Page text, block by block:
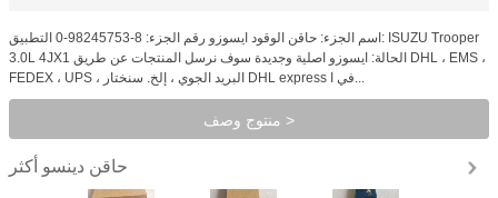
اسم الجزء: حاقن الوقود ايسوزو رقم الجزء: 8-98245753-0 التطبيق: ISUZU Trooper
3.0L 4JX1 الحالة: ايسوزو اصلية وجديدة سوف نرسل المنتجات عن طريق DHL ، EMS ،
FEDEX ، UPS ، البريد الجوي ، إلخ. سنختار DHL express في ا...
منتوج وصف >
حاقن دينسو